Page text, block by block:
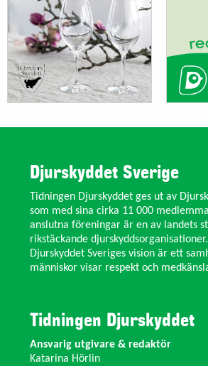
Djurskyddet Sverige
Tidningen Djurskyddet ges ut av
som med sina cirka 11 000
anslutna föreningar är en av landets
rikstäckande djurskyddsorganisationer.
Djurskyddet Sveriges vision är ett
människor visar respekt och
Tidningen Djurskyddet
Ansvarig utgivare & redaktör
Katarina Hörlin